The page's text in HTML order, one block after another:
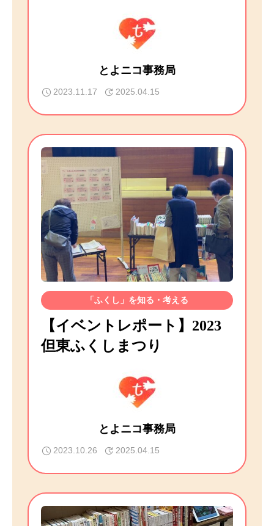
とよニコ事務局
2023.11.17 2025.04.15
「ふくし」を知る・考える
【イベントレポート】2023
但東ふくしまつり
とよニコ事務局
2023.10.26 2025.04.15